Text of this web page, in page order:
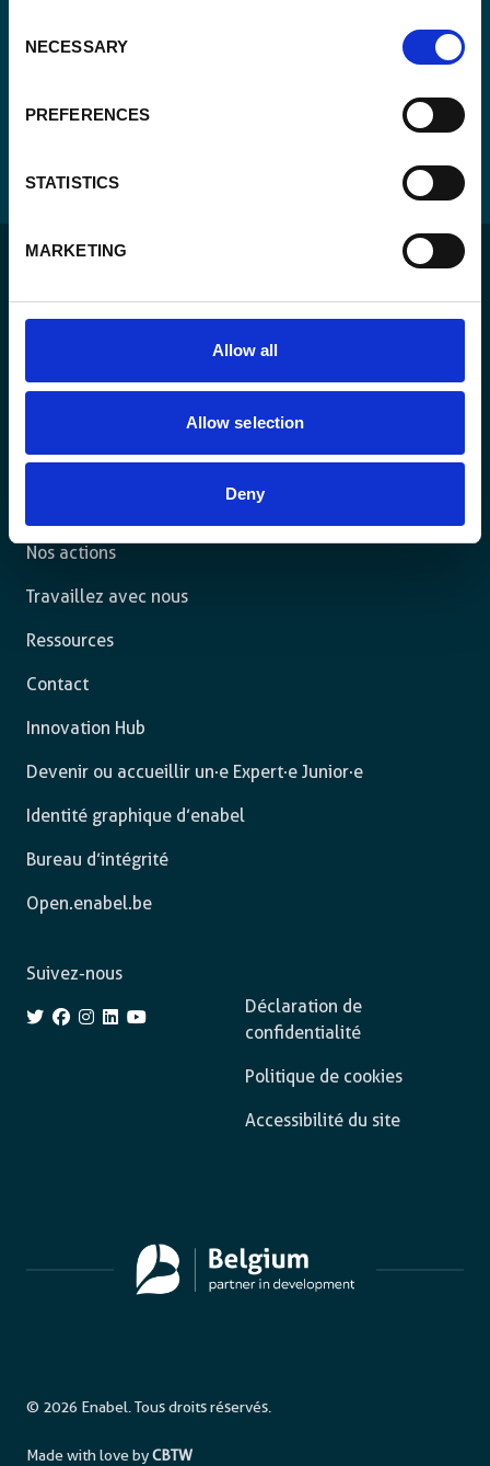
Selection
NECESSARY
PREFERENCES
STATISTICS
MARKETING
Allow all
Allow selection
Deny
Pour un monde durable où toutes les personnes vivent
Nos actions
Travaillez avec nous
Ressources
Contact
Innovation Hub
Devenir ou accueillir un·e Expert·e Junior·e
Identité graphique d’enabel
Bureau d’intégrité
Open.enabel.be
Déclaration de
confidentialité
Politique de cookies
Accessibilité du site
Suivez-nous
© 2026 Enabel. Tous droits réservés.
Made with love byCBTW